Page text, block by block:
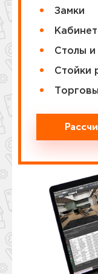
Замки
Столы и
Стойки